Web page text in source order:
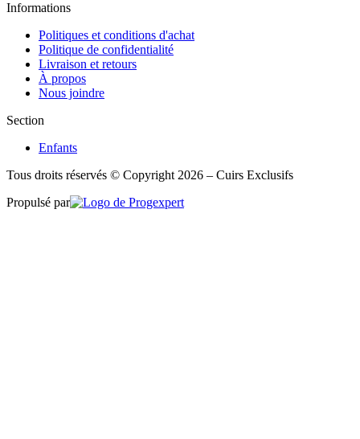
Informations
Politiques et conditions d'achat
Politique de confidentialité
Livraison et retours
À propos
Nous joindre
Section
Enfants
Tous droits réservés © Copyright 2026 – Cuirs Exclusifs
Propulsé par